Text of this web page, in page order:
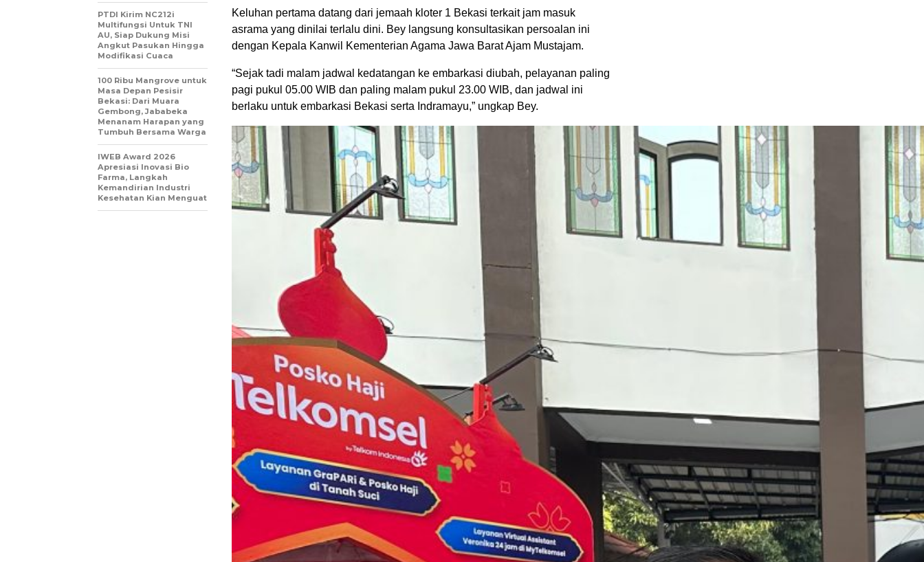
Keluhan pertama datang dari jemaah kloter 1 Bekasi terkait jam masuk
asrama yang dinilai terlalu dini. Bey langsung konsultasikan persoalan ini
dengan Kepala Kanwil Kementerian Agama Jawa Barat Ajam Mustajam.
“Sejak tadi malam jadwal kedatangan ke embarkasi diubah, pelayanan paling
pagi pukul 05.00 WIB dan paling malam pukul 23.00 WIB, dan jadwal ini
berlaku untuk embarkasi Bekasi serta Indramayu,” ungkap Bey.
PTDI Kirim NC212i
Multifungsi Untuk TNI
AU, Siap Dukung Misi
Angkut Pasukan Hingga
Modifikasi Cuaca
100 Ribu Mangrove untuk
Masa Depan Pesisir
Bekasi: Dari Muara
Gembong, Jababeka
Menanam Harapan yang
Tumbuh Bersama Warga
IWEB Award 2026
Apresiasi Inovasi Bio
Farma, Langkah
Kemandirian Industri
Kesehatan Kian Menguat